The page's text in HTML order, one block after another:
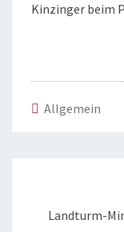
Kinzinger beim
Allgemein
Landturm-